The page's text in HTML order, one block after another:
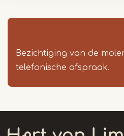
Bezichtiging van de
telefonische afspraak.